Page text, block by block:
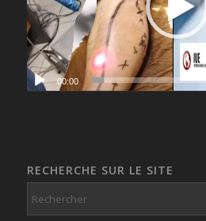
00:00
RECHERCHE SUR LE SITE